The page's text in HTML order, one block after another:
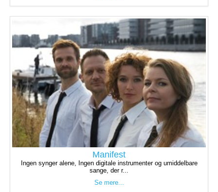
Manifest
Ingen synger alene, Ingen digitale instrumenter og umiddelbare
sange, der r...
Se mere...